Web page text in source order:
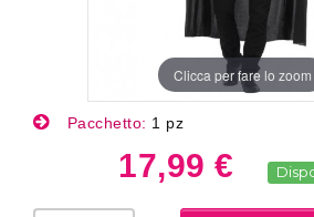
Clicca per fare lo zoom
Pacchetto: 1 pz
17,99 €